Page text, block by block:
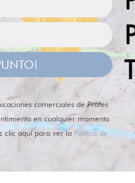
comerciales de Profes
en cualquier momento
clic aquí para ver la Política de